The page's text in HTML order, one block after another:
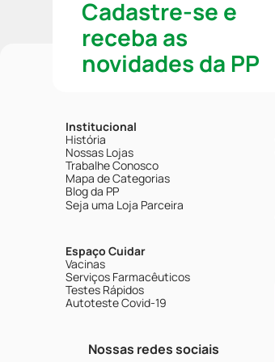
Cadastre-se e
receba as
novidades da PP
Institucional
História
Nossas Lojas
Trabalhe Conosco
Mapa de Categorias
Blog da PP
Seja uma Loja Parceira
Espaço Cuidar
Vacinas
Serviços Farmacêuticos
Testes Rápidos
Autoteste Covid-19
Nossas redes sociais